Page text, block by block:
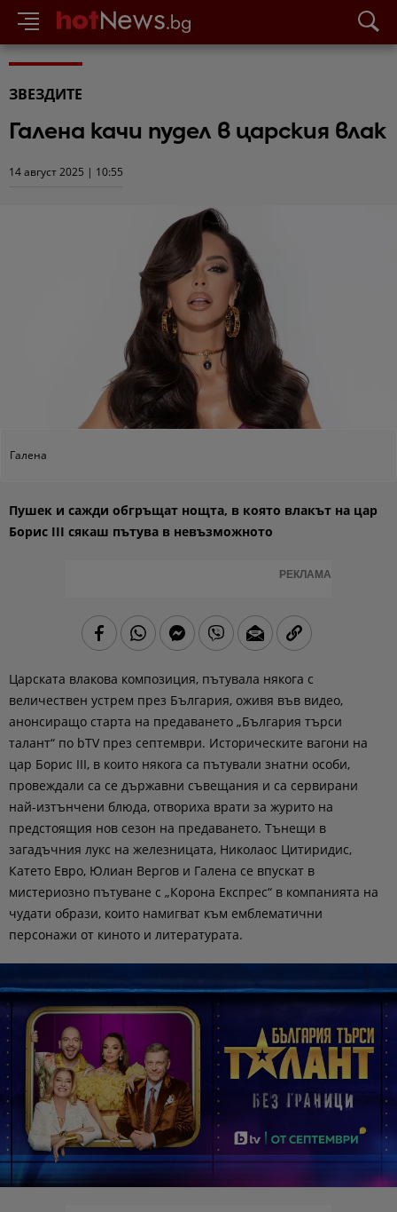
ЗВЕЗДИТЕ
Галена качи пудел в царския влак
14 август 2025 | 10:55
Галена
Пушек и сажди обгръщат нощта, в която влакът на цар
Борис III сякаш пътува в невъзможното
РЕКЛАМА
Царската влакова композиция, пътувала някога с
величествен устрем през България, оживя във видео,
анонсиращо старта на предаването „България търси
талант“ по bTV през септември. Историческите вагони на
цар Борис III, в които някога са пътували знатни особи,
провеждали са се държавни съвещания и са сервирани
най-изтънчени блюда, отвориха врати за журито на
предстоящия нов сезон на предаването. Тънещи в
загадъчния лукс на железницата, Николаос Цитиридис,
Катето Евро, Юлиан Вергов и Галена се впускат в
мистериозно пътуване с „Корона Експрес“ в компанията на
чудати образи, които намигват към емблематични
персонажи от киното и литературата.